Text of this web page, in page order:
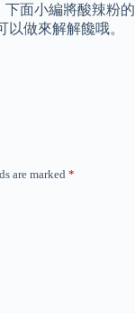
面小編將酸辣粉的
做來解解饞哦。
are marked *